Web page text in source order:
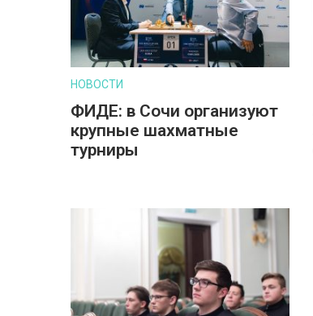
НОВОСТИ
ФИДЕ: в Сочи организуют
крупные шахматные
турниры